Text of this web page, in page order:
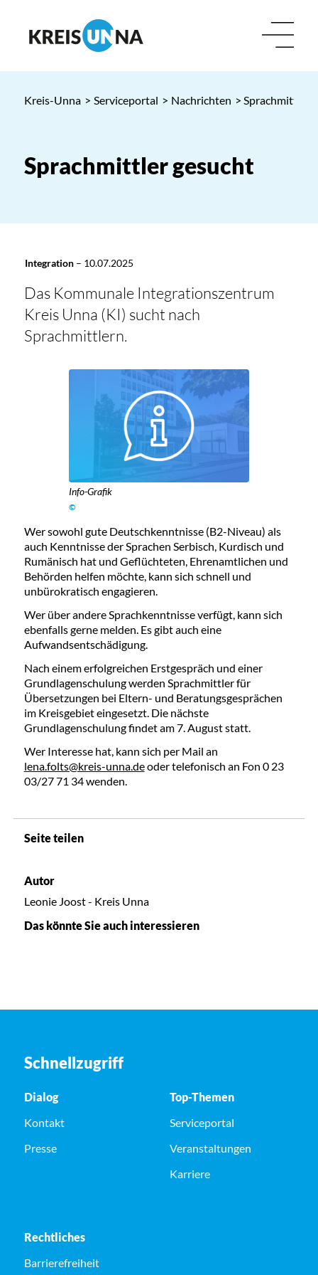
Kreis-Unna > Serviceportal > Nachrichten > Sprachmittler
Sprachmittler gesucht
Integration– 10.07.2025
Das Kommunale Integrationszentrum
Kreis Unna (KI) sucht nach
Sprachmittlern.
Info-Grafik
©
Wer sowohl gute Deutschkenntnisse (B2-Niveau) als
auch Kenntnisse der Sprachen Serbisch, Kurdisch und
Rumänisch hat und Geflüchteten, Ehrenamtlichen und
Behörden helfen möchte, kann sich schnell und
unbürokratisch engagieren.
Wer über andere Sprachkenntnisse verfügt, kann sich
ebenfalls gerne melden. Es gibt auch eine
Aufwandsentschädigung.
Nach einem erfolgreichen Erstgespräch und einer
Grundlagenschulung werden Sprachmittler für
Übersetzungen bei Eltern- und Beratungsgesprächen
im Kreisgebiet eingesetzt. Die nächste
Grundlagenschulung findet am 7. August statt.
Wer Interesse hat, kann sich per Mail an
lena.folts@kreis-unna.deoder telefonisch an Fon 0 23
03/27 71 34 wenden.
Seite teilen
Autor
Leonie Joost - Kreis Unna
Das könnte Sie auch interessieren
Schnellzugriff
Dialog
Kontakt
Presse
Top-Themen
Serviceportal
Veranstaltungen
Karriere
Rechtliches
Barrierefreiheit